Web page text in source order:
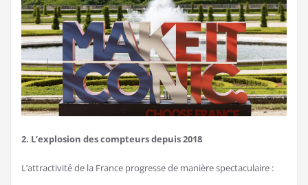
2. L’explosion des compteurs depuis 2018
L’attractivité de la France progresse de manière spectaculaire :